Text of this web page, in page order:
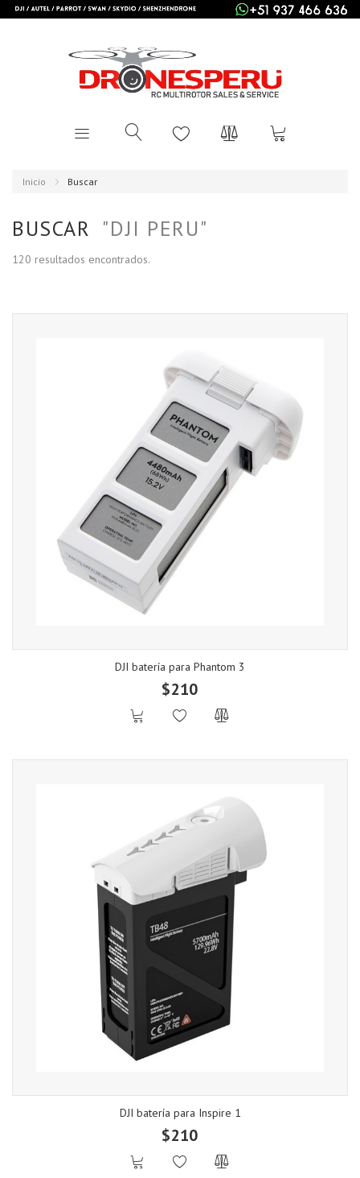
Inicio Buscar
BUSCAR "DJI PERU"
120 resultados encontrados.
DJI batería para Phantom 3
$210
DJI batería para Inspire 1
$210